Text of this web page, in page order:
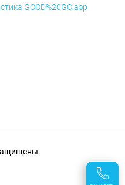
GOOD%20GO аэр